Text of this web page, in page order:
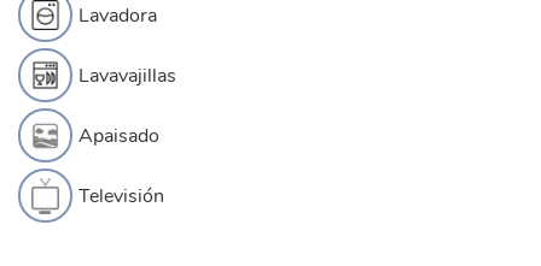
Lavadora
Lavavajillas
Apaisado
Televisión